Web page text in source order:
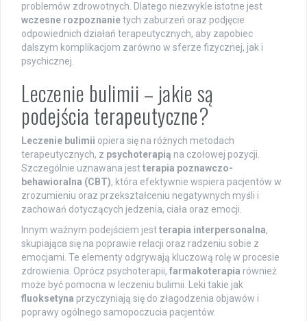
problemów zdrowotnych. Dlatego niezwykle istotne jest
wczesne rozpoznanietych zaburzeń oraz podjęcie
odpowiednich działań terapeutycznych, aby zapobiec
dalszym komplikacjom zarówno w sferze fizycznej, jak i
psychicznej.
Leczenie bulimii – jakie są
podejścia terapeutyczne?
Leczenie bulimii opiera się na różnych metodach
terapeutycznych, z psychoterapią na czołowej pozycji.
Szczególnie uznawana jestterapia poznawczo-
behawioralna (CBT), która efektywnie wspiera pacjentów w
zrozumieniu oraz przekształceniu negatywnych myśli i
zachowań dotyczących jedzenia, ciała oraz emocji.
Innym ważnym podejściem jestterapia interpersonalna,
skupiająca się na poprawie relacji oraz radzeniu sobie z
emocjami. Te elementy odgrywają kluczową rolę w procesie
zdrowienia. Oprócz psychoterapii, farmakoterapia również
może być pomocna w leczeniu bulimii. Leki takie jak
fluoksetyna przyczyniają się do złagodzenia objawów i
poprawy ogólnego samopoczucia pacjentów.